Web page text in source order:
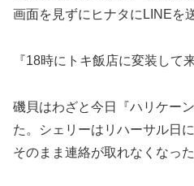
画面を見ずにヒナタにLINEを
『18時にトキ飯店に変装して
磯貝はわざと今日『ハリケー
た。シェリーはリハーサル日
そのまま連絡が取れなくなった